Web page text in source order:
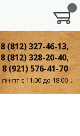
8 (812) 327-46-13,
8 (812) 328-20-40,
8 (921) 576-41-70
пн-пт с 11.00 до 18.00